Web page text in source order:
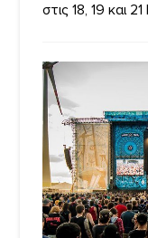
στις 18, 19 και